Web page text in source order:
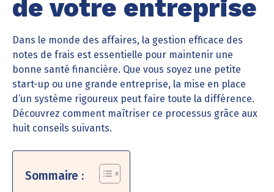
de votre entreprise
Dans le monde des affaires, la gestion efficace des
notes de frais est essentielle pour maintenir une
bonne santé financière. Que vous soyez une petite
start-up ou une grande entreprise, la mise en place
d’un système rigoureux peut faire toute la différence.
Découvrez comment maîtriser ce processus grâce aux
huit conseils suivants.
Sommaire :